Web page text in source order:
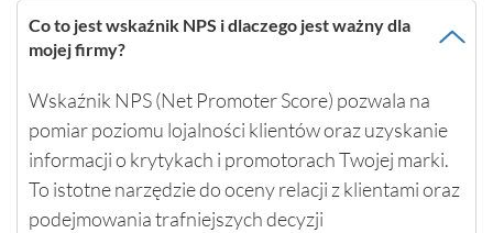
Co to jest wskaźnik NPS i dlaczego jest ważny dla
mojej firmy?
Wskaźnik NPS (Net Promoter Score) pozwala na
pomiar poziomu lojalności klientów oraz uzyskanie
informacji o krytykach i promotorach Twojej marki.
To istotne narzędzie do oceny relacji z klientami oraz
podejmowania trafniejszych decyzji